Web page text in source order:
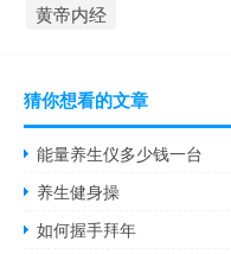
黄帝内经
猜你想看的文章
能量养生仪多少钱一台
养生健身操
如何握手拜年